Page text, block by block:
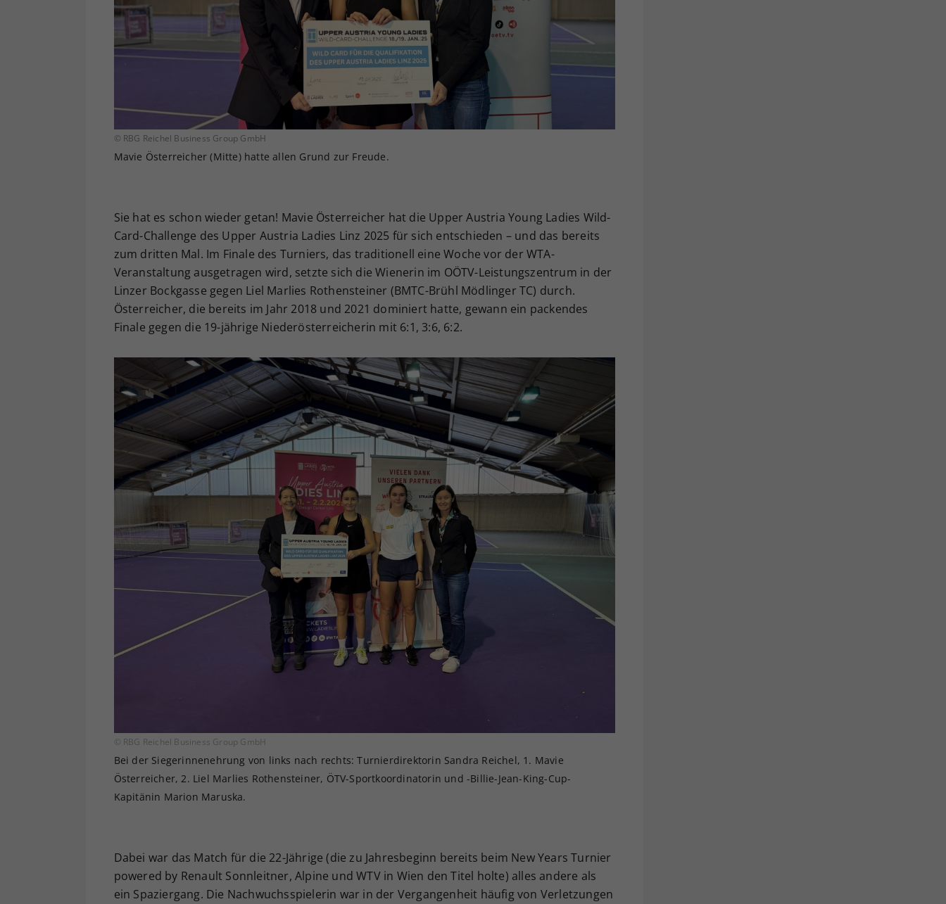
© RBG Reichel Business Group GmbH
Mavie Österreicher (Mitte) hatte allen Grund zur Freude.
Sie hat es schon wieder getan! Mavie Österreicher hat die Upper Austria Young Ladies Wild-
Card-Challenge des Upper Austria Ladies Linz 2025 für sich entschieden – und das bereits
zum dritten Mal. Im Finale des Turniers, das traditionell eine Woche vor der WTA-
Veranstaltung ausgetragen wird, setzte sich die Wienerin im OÖTV-Leistungszentrum in der
Linzer Bockgasse gegen Liel Marlies Rothensteiner (BMTC-Brühl Mödlinger TC) durch.
Österreicher, die bereits im Jahr 2018 und 2021 dominiert hatte, gewann ein packendes
Finale gegen die 19-jährige Niederösterreicherin mit 6:1, 3:6, 6:2.
© RBG Reichel Business Group GmbH
Bei der Siegerinnenehrung von links nach rechts: Turnierdirektorin Sandra Reichel, 1. Mavie
Österreicher, 2. Liel Marlies Rothensteiner, ÖTV-Sportkoordinatorin und -Billie-Jean-King-Cup-
Kapitänin Marion Maruska.
Dabei war das Match für die 22-Jährige (die zu Jahresbeginn bereits beim New Years Turnier
powered by Renault Sonnleitner, Alpine und WTV in Wien den Titel holte) alles andere als
ein Spaziergang. Die Nachwuchsspielerin war in der Vergangenheit häufig von Verletzungen
Ihrer vorgenommen Einstellungen, falls der
Webseiten-Betreiber dies eingestellt hat.